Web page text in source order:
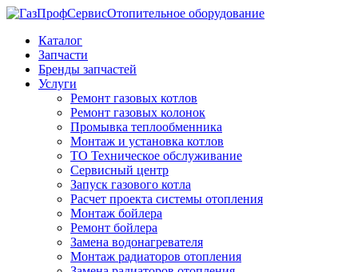
Отопительное оборудование
Каталог
Запчасти
Бренды запчастей
Услуги
Ремонт газовых котлов
Ремонт газовых колонок
Промывка теплообменника
Монтаж и установка котлов
ТО Техническое обслуживание
Сервисный центр
Запуск газового котла
Расчет проекта системы отопления
Монтаж бойлера
Ремонт бойлера
Замена водонагревателя
Монтаж радиаторов отопления